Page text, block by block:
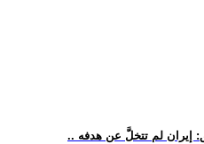
إيران لم تتخلَّ عن هدفه